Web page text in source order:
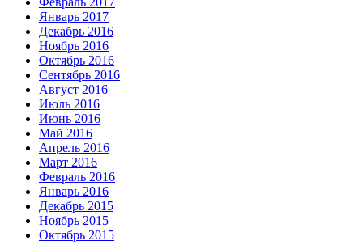
Январь 2017
Декабрь 2016
Ноябрь 2016
Октябрь 2016
Сентябрь 2016
Август 2016
Июль 2016
Июнь 2016
Май 2016
Апрель 2016
Март 2016
Февраль 2016
Январь 2016
Декабрь 2015
Ноябрь 2015
Октябрь 2015